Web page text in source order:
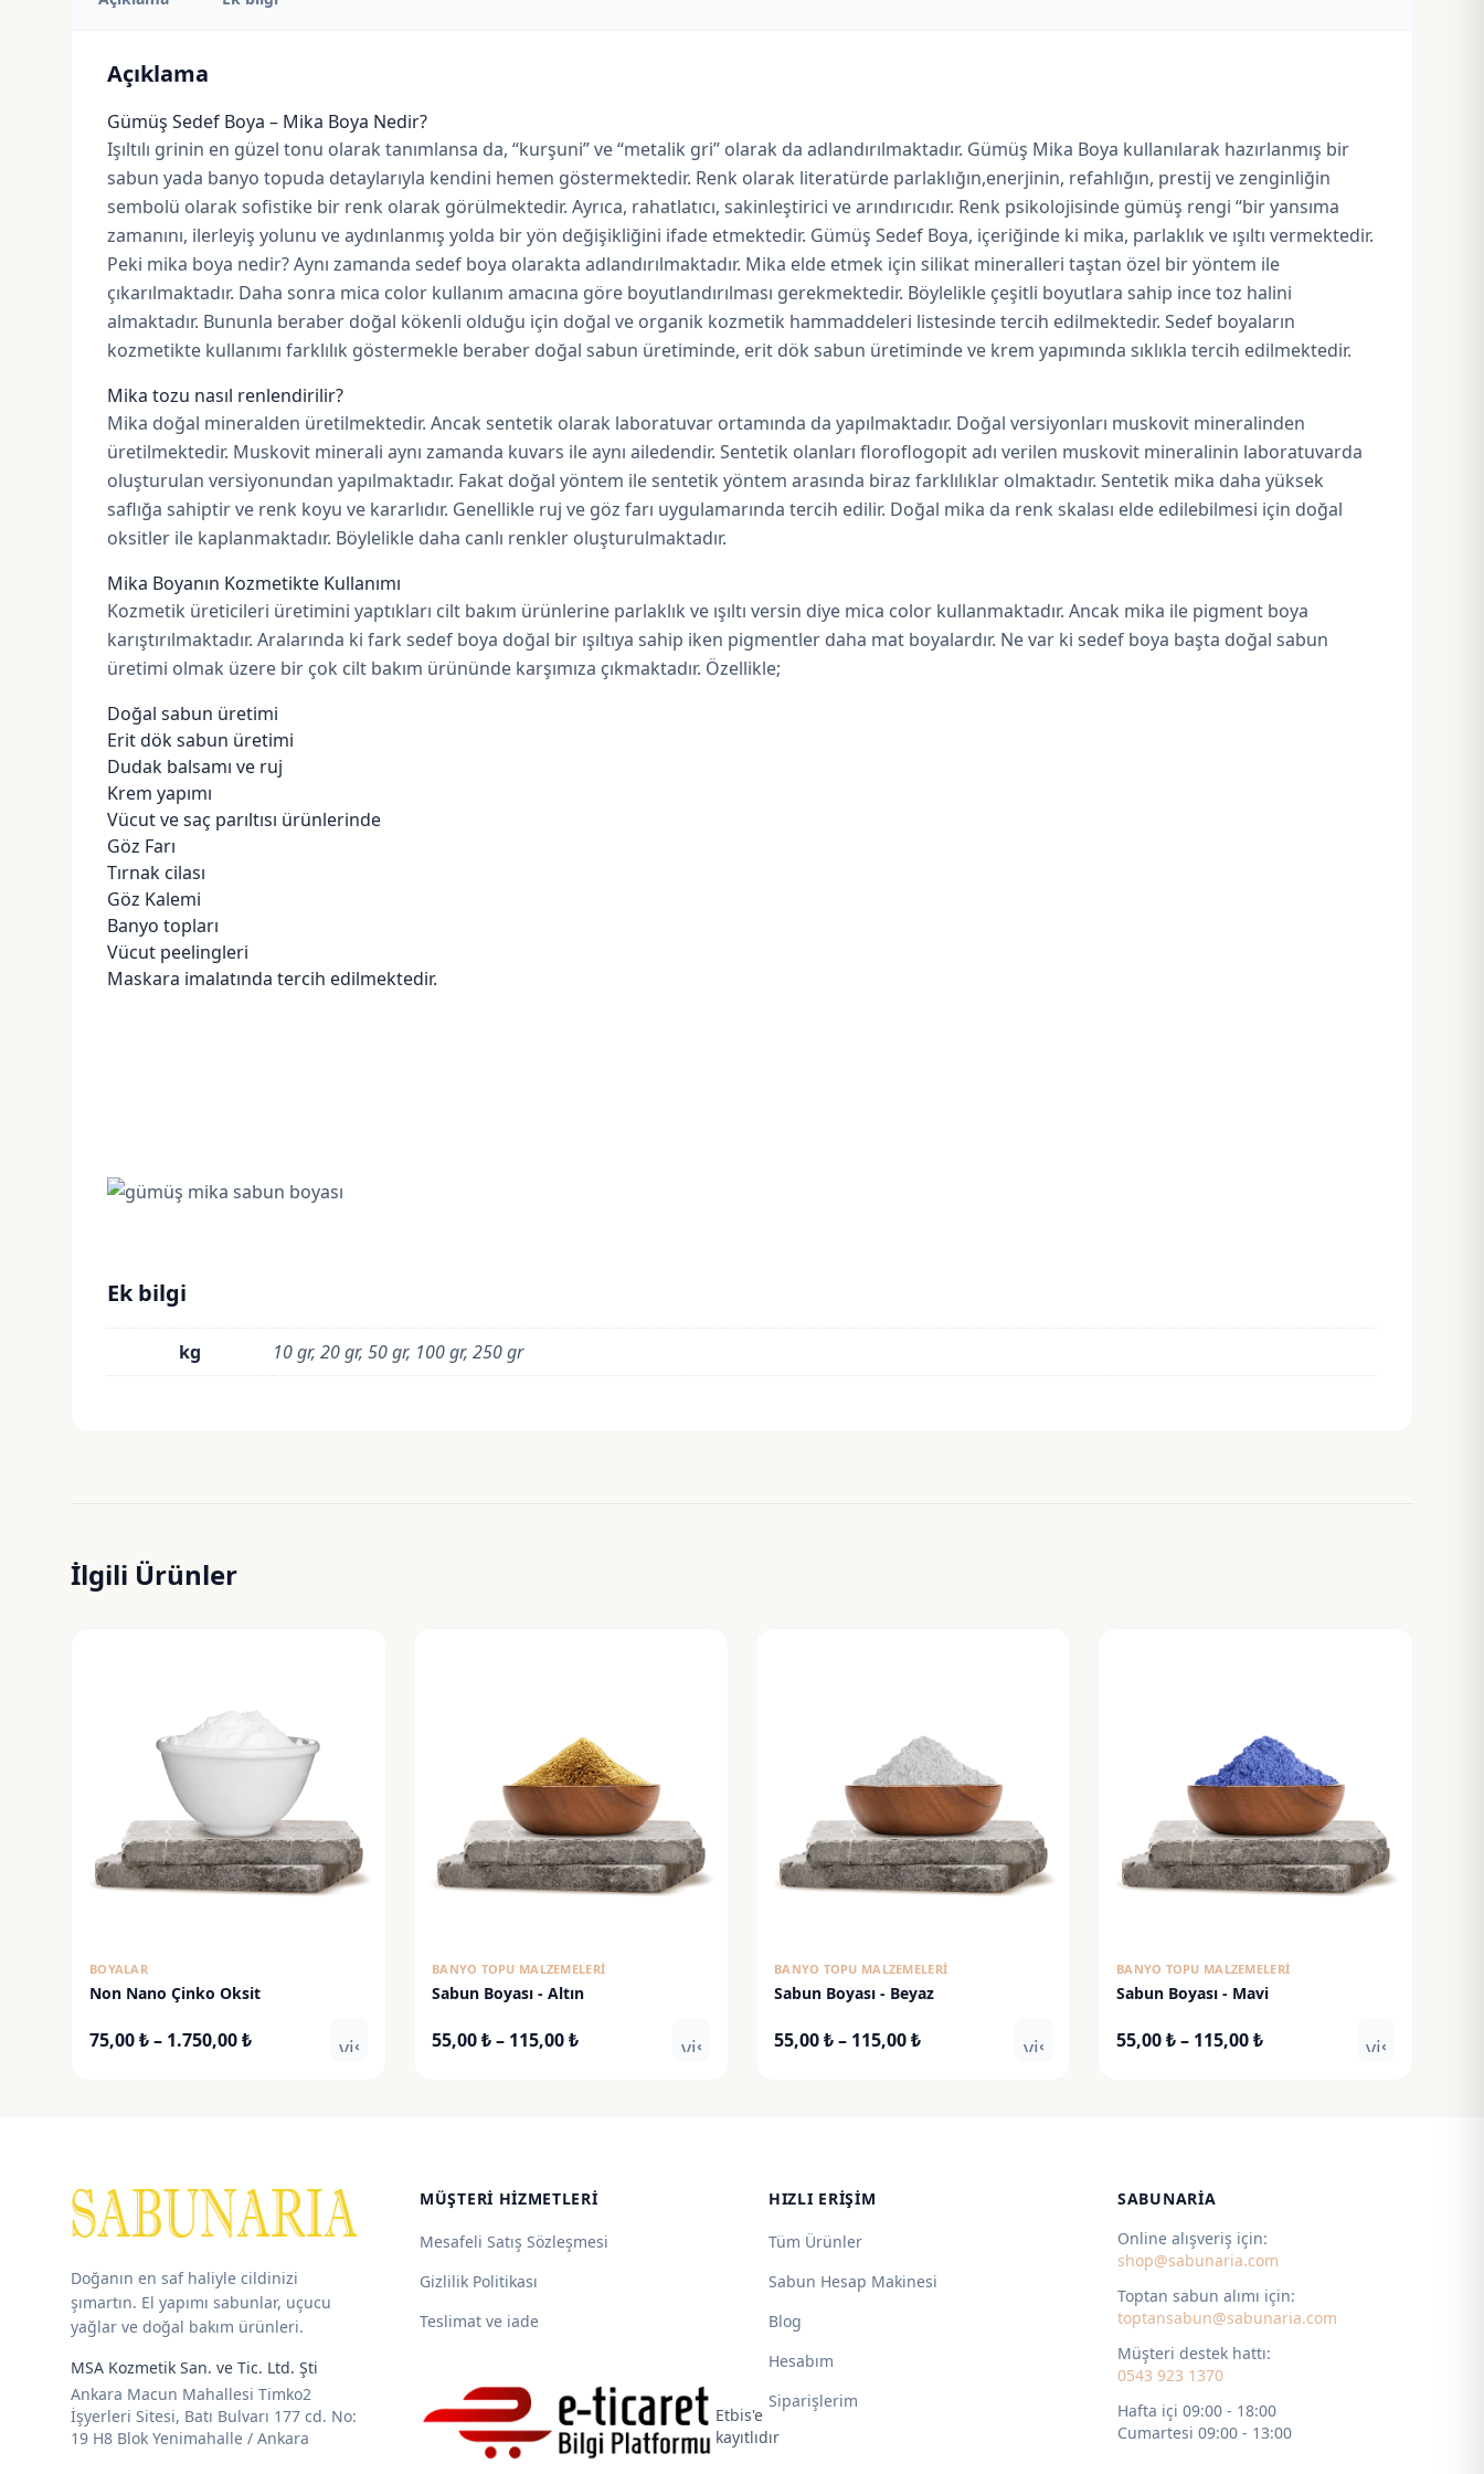
Açıklama
Gümüş Sedef Boya – Mika Boya Nedir?
Işıltılı grinin en güzel tonu olarak tanımlansa da, “kurşuni” ve “metalik gri” olarak da adlandırılmaktadır. Gümüş Mika Boya kullanılarak hazırlanmış bir
sabun yada banyo topuda detaylarıyla kendini hemen göstermektedir. Renk olarak literatürde parlaklığın,enerjinin, refahlığın, prestij ve zenginliğin
sembolü olarak sofistike bir renk olarak görülmektedir. Ayrıca, rahatlatıcı, sakinleştirici ve arındırıcıdır. Renk psikolojisinde gümüş rengi “bir yansıma
zamanını, ilerleyiş yolunu ve aydınlanmış yolda bir yön değişikliğini ifade etmektedir. Gümüş Sedef Boya, içeriğinde ki mika, parlaklık ve ışıltı vermektedir.
Peki mika boya nedir? Aynı zamanda sedef boya olarakta adlandırılmaktadır. Mika elde etmek için silikat mineralleri taştan özel bir yöntem ile
çıkarılmaktadır. Daha sonra mica color kullanım amacına göre boyutlandırılması gerekmektedir. Böylelikle çeşitli boyutlara sahip ince toz halini
almaktadır. Bununla beraber doğal kökenli olduğu için doğal ve organik kozmetik hammaddeleri listesinde tercih edilmektedir. Sedef boyaların
kozmetikte kullanımı farklılık göstermekle beraber doğal sabun üretiminde, erit dök sabun üretiminde ve krem yapımında sıklıkla tercih edilmektedir.
Mika tozu nasıl renlendirilir?
Mika doğal mineralden üretilmektedir. Ancak sentetik olarak laboratuvar ortamında da yapılmaktadır. Doğal versiyonları muskovit mineralinden
üretilmektedir. Muskovit minerali aynı zamanda kuvars ile aynı ailedendir. Sentetik olanları floroflogopit adı verilen muskovit mineralinin laboratuvarda
oluşturulan versiyonundan yapılmaktadır. Fakat doğal yöntem ile sentetik yöntem arasında biraz farklılıklar olmaktadır. Sentetik mika daha yüksek
saflığa sahiptir ve renk koyu ve kararlıdır. Genellikle ruj ve göz farı uygulamarında tercih edilir. Doğal mika da renk skalası elde edilebilmesi için doğal
oksitler ile kaplanmaktadır. Böylelikle daha canlı renkler oluşturulmaktadır.
Mika Boyanın Kozmetikte Kullanımı
Kozmetik üreticileri üretimini yaptıkları cilt bakım ürünlerine parlaklık ve ışıltı versin diye mica color kullanmaktadır. Ancak mika ile pigment boya
karıştırılmaktadır. Aralarında ki fark sedef boya doğal bir ışıltıya sahip iken pigmentler daha mat boyalardır. Ne var ki sedef boya başta doğal sabun
üretimi olmak üzere bir çok cilt bakım ürününde karşımıza çıkmaktadır. Özellikle;
Doğal sabun üretimi
Erit dök sabun üretimi
Dudak balsamı ve ruj
Krem yapımı
Vücut ve saç parıltısı ürünlerinde
Göz Farı
Tırnak cilası
Göz Kalemi
Banyo topları
Vücut peelingleri
Maskara imalatında tercih edilmektedir.
Ek bilgi
kg 10 gr, 20 gr, 50 gr, 100 gr, 250 gr
İlgili Ürünler
BOYALAR
Non Nano Çinko Oksit
75,00₺– 1.750,00₺Fiyat
visibility
BANYO TOPU MALZEMELERI
Sabun Boyası - Altın
55,00₺– 115,00₺Fiyat
visibility
BANYO TOPU MALZEMELERI
Sabun Boyası - Beyaz
55,00₺– 115,00₺Fiyat
visibility
BANYO TOPU MALZEMELERI
Sabun Boyası - Mavi
55,00₺– 115,00₺Fiyat
visibility
Doğanın en saf haliyle cildinizi
şımartın. El yapımı sabunlar, uçucu
yağlar ve doğal bakım ürünleri.
MSA Kozmetik San. ve Tic. Ltd. Şti
Ankara Macun Mahallesi Timko2
İşyerleri Sitesi, Batı Bulvarı 177 cd. No:
19 H8 Blok Yenimahalle / Ankara
MÜŞTERI HIZMETLERI
Mesafeli Satış Sözleşmesi
Gizlilik Politikası
Teslimat ve iade
Etbis'e
kayıtlıdır
HIZLI ERIŞIM
Tüm Ürünler
Sabun Hesap Makinesi
Blog
Hesabım
Siparişlerim
SABUNARIA
Online alışveriş için:
shop@sabunaria.com
Toptan sabun alımı için:
toptansabun@sabunaria.com
Müşteri destek hattı:
0543 923 1370
Hafta içi 09:00 - 18:00
Cumartesi 09:00 - 13:00